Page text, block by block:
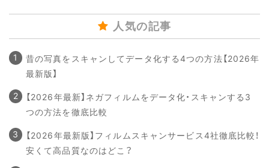
人気の記事
昔の写真をスキャンしてデータ化する4つの方法【2026年
最新版】
【2026年最新】ネガフィルムをデータ化・スキャンする3
つの方法を徹底比較
【2026年最新版】フィルムスキャンサービス4社徹底比較！
安くて高品質なのはどこ？